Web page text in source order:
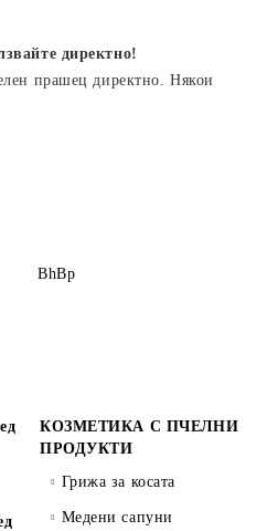
директно!
прашец директно. Някои
BhBp
КОЗМЕТИКА С ПЧЕЛНИ
ПРОДУКТИ
Грижа за косата
Медени сапуни